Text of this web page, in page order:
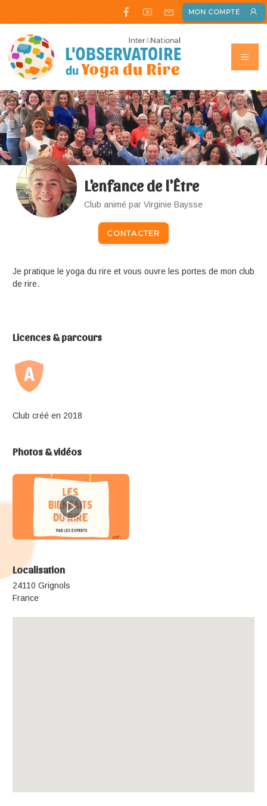
MON COMPTE
L'enfance de l'Être
Club animé par Virginie Baysse
CONTACTER
Je pratique le yoga du rire et vous ouvre les portes de mon club
de rire.
Licences & parcours
Club créé en 2018
Photos & vidéos
Localisation
24110 Grignols
France